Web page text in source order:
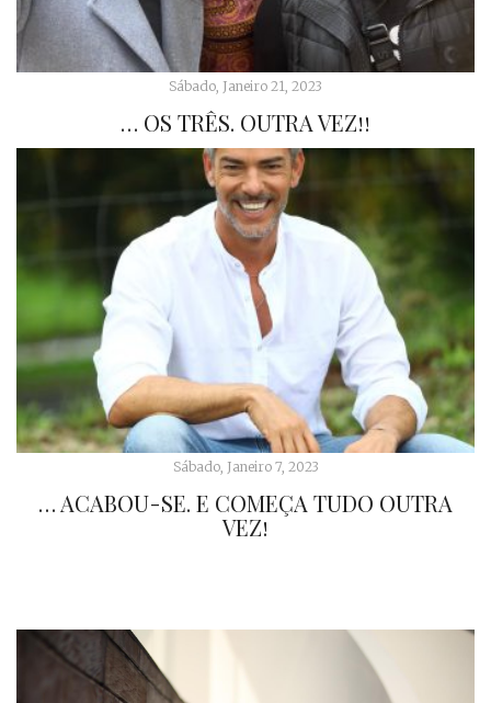
Sábado, Janeiro 21, 2023
… OS TRÊS. OUTRA VEZ!!
Sábado, Janeiro 7, 2023
… ACABOU-SE. E COMEÇA TUDO OUTRA
VEZ!